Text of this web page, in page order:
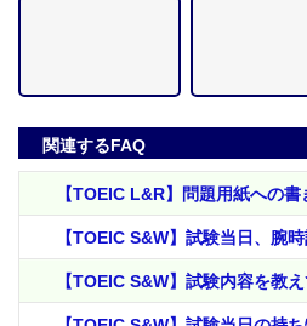
関連するFAQ
【TOEIC L&R】問題用紙への
【TOEIC S&W】試験当日、腕
【TOEIC S&W】試験内容を教え